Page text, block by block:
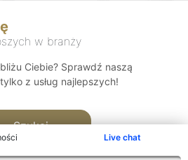
Live chat
w branży
Ciebie? Sprawdź naszą
z usług najlepszych!
Szukaj